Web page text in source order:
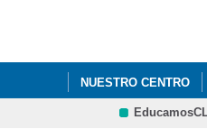
NUESTRO CENTRO
ATENCIÓN A LA